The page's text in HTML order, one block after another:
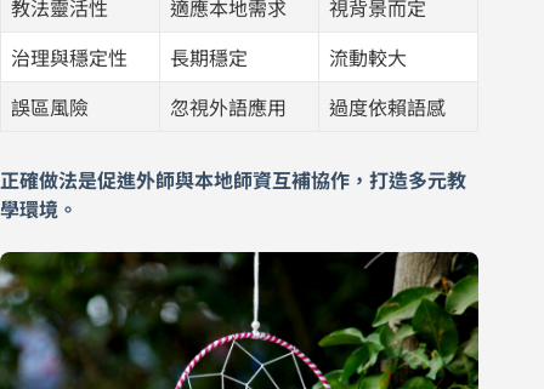
教法靈活性 適應本地需求 視背景而定
治理與穩定性 長期穩定 流動較大
誤區風險 忽視外語應用 過度依賴語感
正確做法是促進外師與本地師資互補協作，打造多元教
學環境。